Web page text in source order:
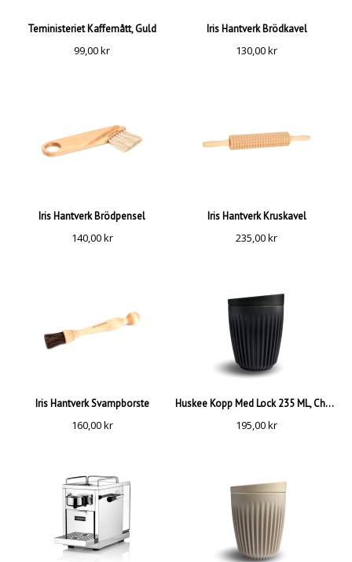
Teministeriet Kaffemått, Guld
99,00kr
Iris Hantverk Brödkavel
130,00kr
Iris Hantverk Brödpensel
140,00kr
Iris Hantverk Kruskavel
235,00kr
Iris Hantverk Svampborste
160,00kr
Huskee Kopp Med Lock 235 ML, Charcoal
195,00kr